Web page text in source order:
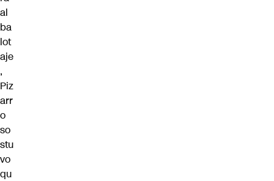
al
ba
lot
aje
,
Piz
arr
o
so
stu
vo
qu